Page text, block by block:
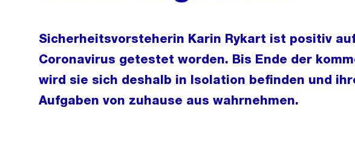
Sicherheitsvorsteherin Karin Rykart ist positiv
Coronavirus getestet worden. Bis Ende der
wird sie sich deshalb in Isolation befinden und
Aufgaben von zuhause aus wahrnehmen.